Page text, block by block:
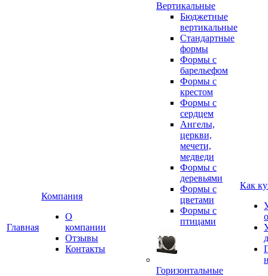
Главная
Компания
О
компании
Отзывы
Контакты
Вертикальные
Бюджетные
вертикальные
Стандартные
формы
Формы с
барельефом
Формы с
крестом
Формы с
сердцем
Ангелы,
церкви,
мечети,
медведи
Формы с
деревьями
Формы с
цветами
Формы с
птицами
Горизонтальные
Как